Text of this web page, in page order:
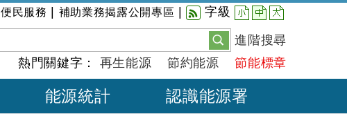
便民服務 補助業務揭露公開專區 字級 小 中 大
進階搜尋
熱門關鍵字： 再生能源 節約能源 節能標章
能源統計 認識能源署